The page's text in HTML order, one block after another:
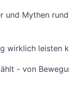
und Mythen
wirklich leisten
- von